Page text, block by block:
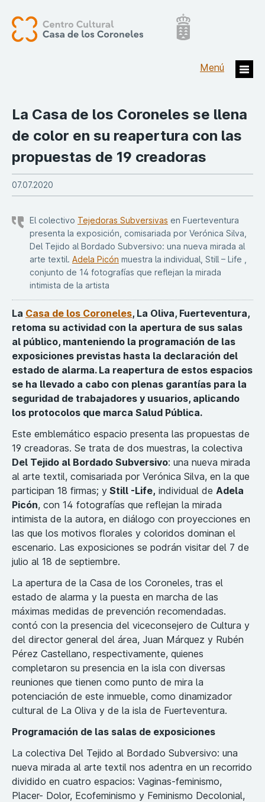
La Casa de los Coroneles se llena
de color en su reapertura con las
propuestas de 19 creadoras
07.07.2020
El colectivo Tejedoras Subversivas en Fuerteventura
presenta la exposición, comisariada por Verónica Silva,
Del Tejido al Bordado Subversivo: una nueva mirada al
arte textil. Adela Picón muestra la individual, Still – Life ,
conjunto de 14 fotografías que reflejan la mirada
intimista de la artista
La Casa de los Coroneles, La Oliva, Fuerteventura,
retoma su actividad con la apertura de sus salas
al público, manteniendo la programación de las
exposiciones previstas hasta la declaración del
estado de alarma. La reapertura de estos espacios
se ha llevado a cabo con plenas garantías para la
seguridad de trabajadores y usuarios, aplicando
los protocolos que marca Salud Pública.
Este emblemático espacio presenta las propuestas de
19 creadoras. Se trata de dos muestras, la colectiva
Del Tejido al Bordado Subversivo: una nueva mirada
al arte textil, comisariada por Verónica Silva, en la que
participan 18 firmas; y Still -Life, individual de Adela
Picón, con 14 fotografías que reflejan la mirada
intimista de la autora, en diálogo con proyecciones en
las que los motivos florales y coloridos dominan el
escenario. Las exposiciones se podrán visitar del 7 de
julio al 18 de septiembre.
La apertura de la Casa de los Coroneles, tras el
estado de alarma y la puesta en marcha de las
máximas medidas de prevención recomendadas.
contó con la presencia del viceconsejero de Cultura y
del director general del área, Juan Márquez y Rubén
Pérez Castellano, respectivamente, quienes
completaron su presencia en la isla con diversas
reuniones que tienen como punto de mira la
potenciación de este inmueble, como dinamizador
cultural de La Oliva y de la isla de Fuerteventura.
Programación de las salas de exposiciones
La colectiva Del Tejido al Bordado Subversivo: una
nueva mirada al arte textil nos adentra en un recorrido
dividido en cuatro espacios: Vaginas-feminismo,
Placer- Dolor, Ecofeminismo y Feminismo Decolonial,